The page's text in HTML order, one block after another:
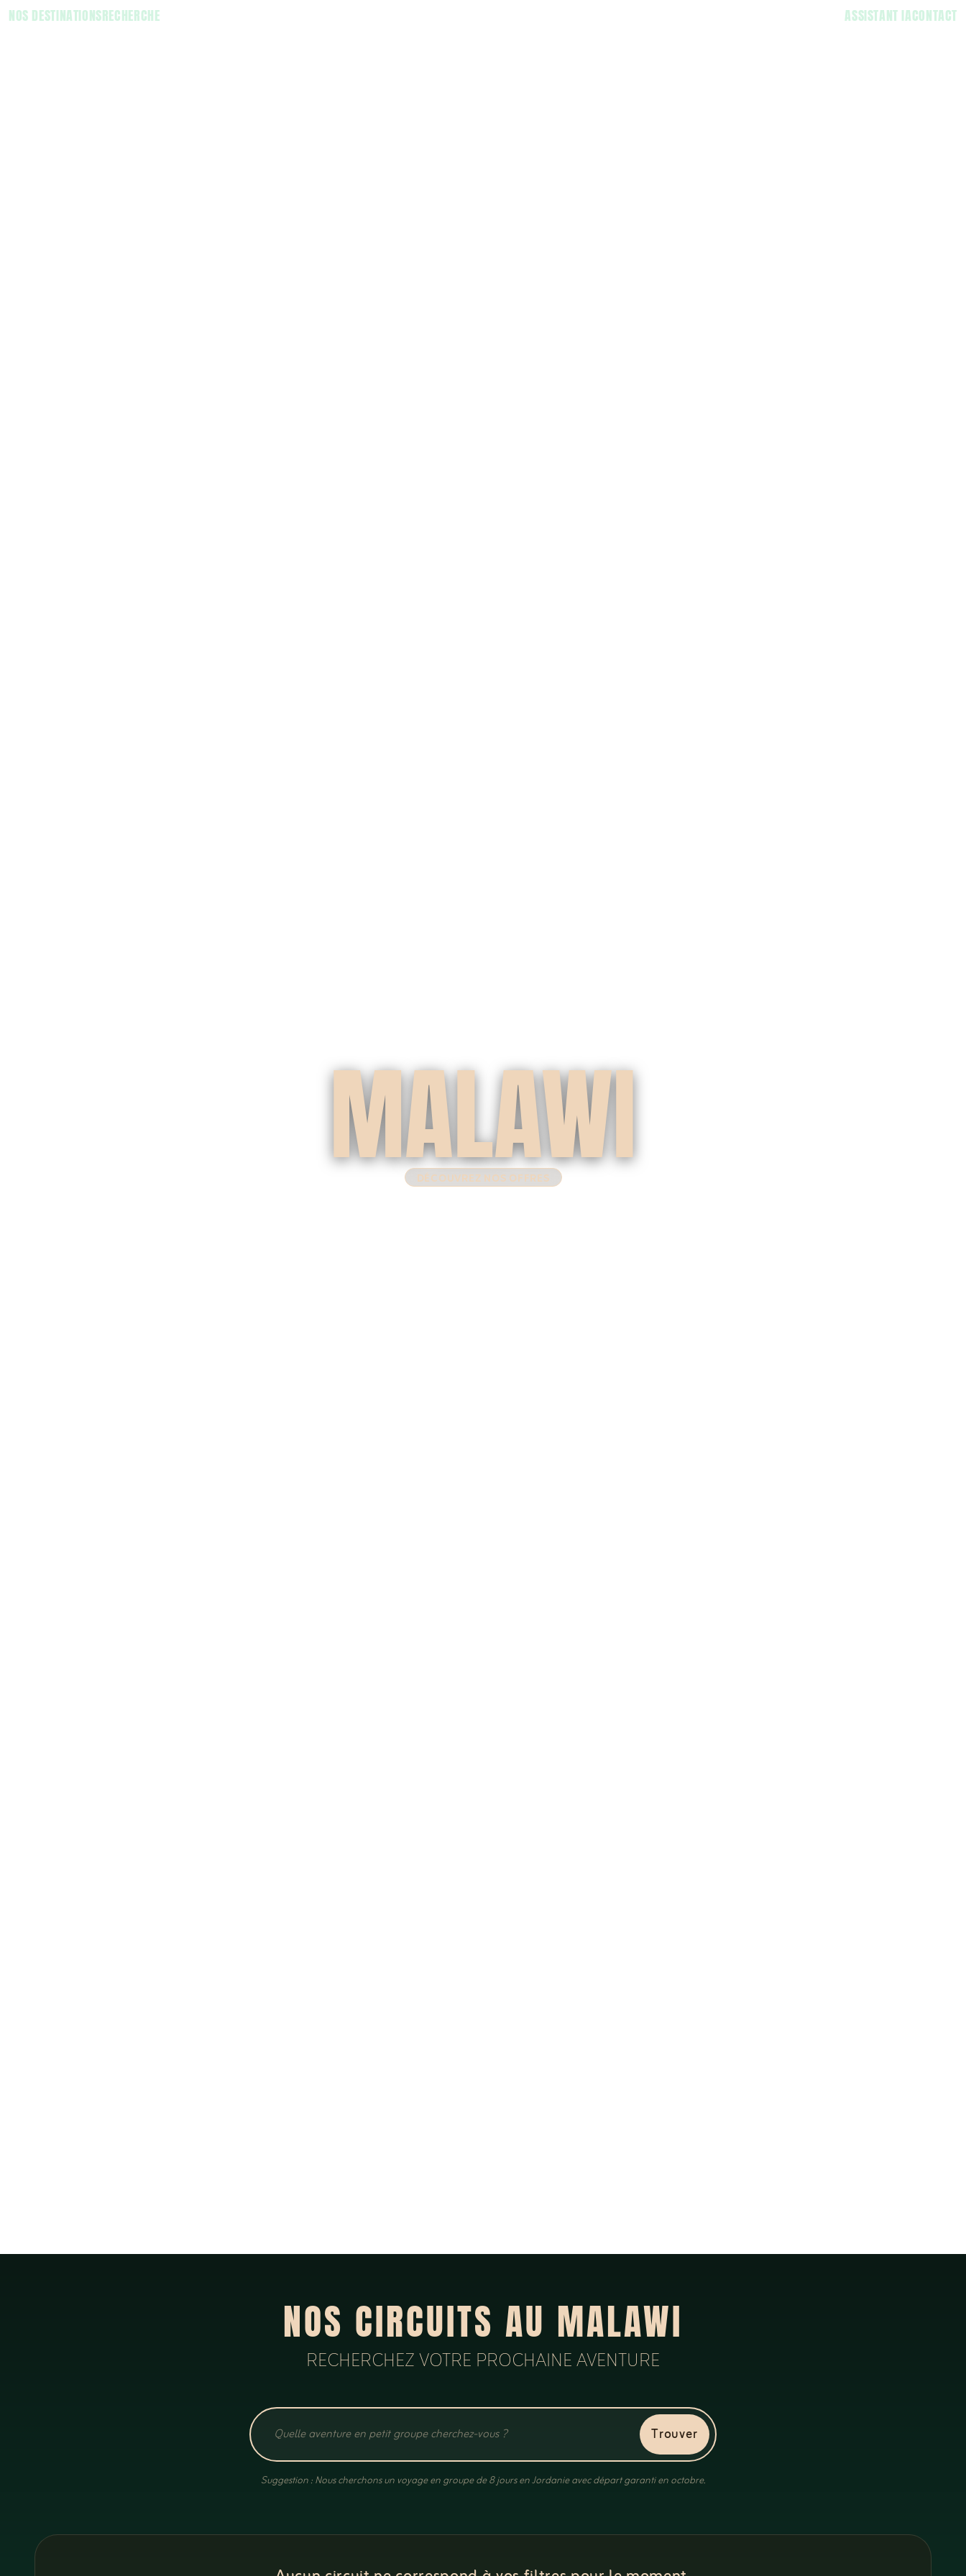
NOS DESTINATIONSRECHERCHE ASSISTANT IACONTACT
MALAWI
DÉCOUVREZ NOS OFFRES
NOS CIRCUITS AU MALAWI
RECHERCHEZ VOTRE PROCHAINE AVENTURE
Trouver
Suggestion : Nous cherchons un voyage en groupe de 8 jours en Jordanie avec départ garanti en octobre.